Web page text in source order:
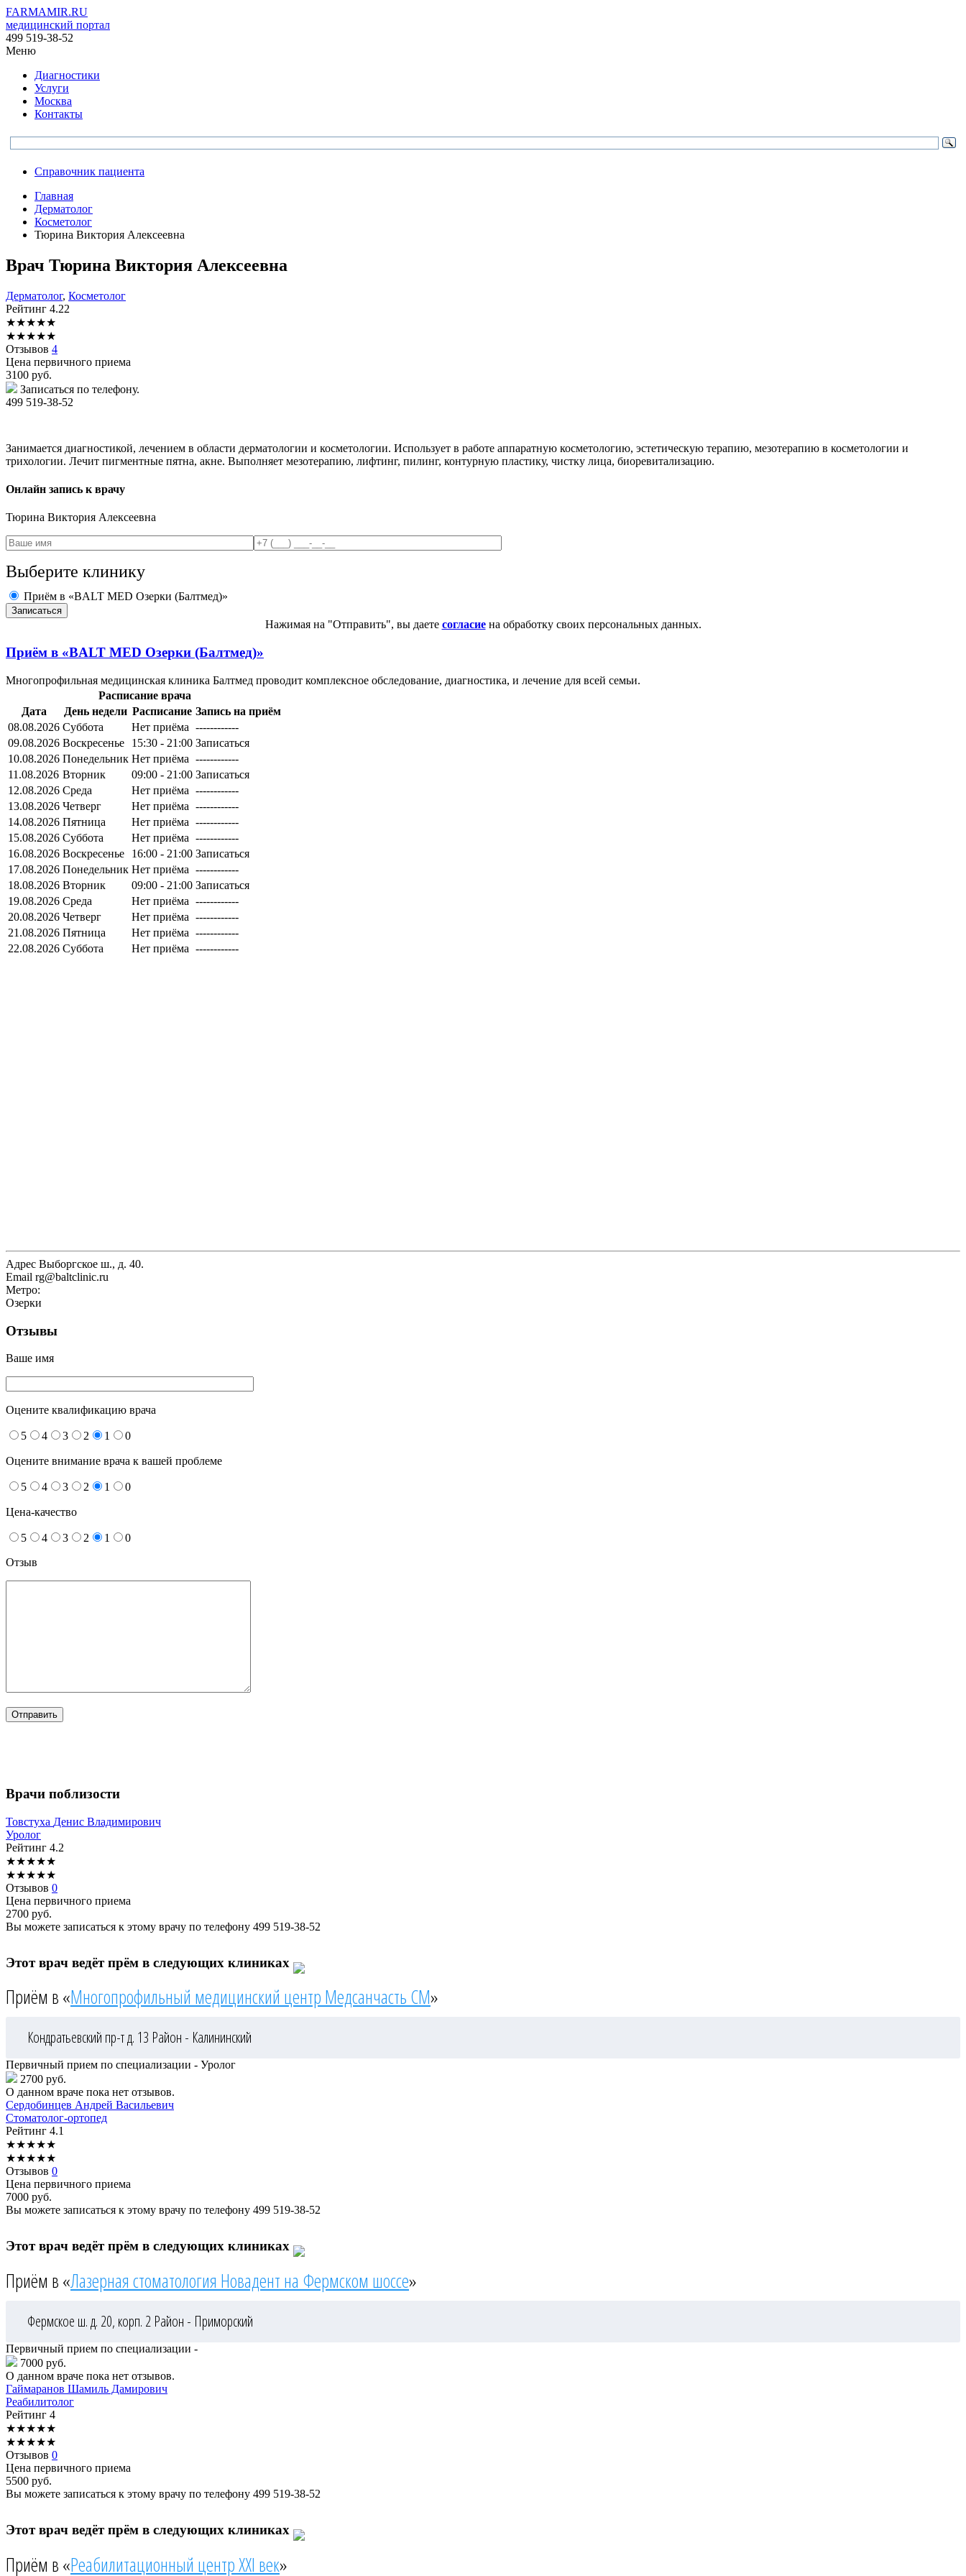
FARMAMIR.RU
медицинский портал
499 519-38-52
Меню
Диагностики
Услуги
Москва
Контакты
Справочник пациента
Главная
Дерматолог
Косметолог
Тюрина Виктория Алексеевна
Врач Тюрина Виктория Алексеевна
Дерматолог, Косметолог
Рейтинг 4.22
★★★★★
★★★★★
Отзывов 4
Цена первичного приема
3100 руб.
Записаться по телефону.
499 519-38-52
Занимается диагностикой, лечением в области дерматологии и косметологии. Использует в работе аппаратную косметологию, эстетическую терапию, мезотерапию в косметологии и
трихологии. Лечит пигментные пятна, акне. Выполняет мезотерапию, лифтинг, пилинг, контурную пластику, чистку лица, биоревитализацию.
Онлайн запись к врачу
Тюрина Виктория Алексеевна
Выберите клинику
Приём в «BALT MED Озерки (Балтмед)»
Нажимая на "Отправить", вы даете согласиена обработку своих персональных данных.
Приём в «BALT MED Озерки (Балтмед)»
Многопрофильная медицинская клиника Балтмед проводит комплексное обследование, диагностика, и лечение для всей семьи.
Расписание врача
Дата
День недели Расписание Запись на приём
08.08.2026 Суббота Нет приёма ------------
09.08.2026 Воскресенье 15:30 - 21:00 Записаться
10.08.2026 Понедельник Нет приёма ------------
11.08.2026 Вторник 09:00 - 21:00 Записаться
12.08.2026 Среда Нет приёма ------------
13.08.2026 Четверг Нет приёма ------------
14.08.2026 Пятница Нет приёма ------------
15.08.2026 Суббота Нет приёма ------------
16.08.2026 Воскресенье 16:00 - 21:00 Записаться
17.08.2026 Понедельник Нет приёма ------------
18.08.2026 Вторник 09:00 - 21:00 Записаться
19.08.2026 Среда Нет приёма ------------
20.08.2026 Четверг Нет приёма ------------
21.08.2026 Пятница Нет приёма ------------
22.08.2026 Суббота Нет приёма ------------
Адрес Выборгское ш., д. 40.
Email rg@baltclinic.ru
Метро:
Озерки
Отзывы
Ваше имя
Оцените квалификацию врача
5 4 3 2 1 0
Оцените внимание врача к вашей проблеме
5 4 3 2 1 0
Цена-качество
5 4 3 2 1
0
Отзыв
Врачи поблизости
Товстуха Денис Владимирович
Уролог
Рейтинг 4.2
★★★★★
★★★★★
Отзывов 0
Цена первичного приема
2700 руб.
Вы можете записаться к этому врачу по телефону 499 519-38-52
Этот врач ведёт прём в следующих клиниках
Приём в «Многопрофильный медицинский центр Медсанчасть СМ»
Кондратьевский пр-т д. 13 Район - Калининский
Первичный прием по специализации - Уролог
2700 руб.
О данном враче пока нет отзывов.
Сердобинцев Андрей Васильевич
Стоматолог-ортопед
Рейтинг 4.1
★★★★★
★★★★★
Отзывов 0
Цена первичного приема
7000 руб.
Вы можете записаться к этому врачу по телефону 499 519-38-52
Этот врач ведёт прём в следующих клиниках
Приём в «Лазерная стоматология Новадент на Фермском шоссе»
Фермское ш. д. 20, корп. 2 Район - Приморский
Первичный прием по специализации -
7000 руб.
О данном враче пока нет отзывов.
Гаймаранов Шамиль Дамирович
Реабилитолог
Рейтинг 4
★★★★★
★★★★★
Отзывов 0
Цена первичного приема
5500 руб.
Вы можете записаться к этому врачу по телефону 499 519-38-52
Этот врач ведёт прём в следующих клиниках
Приём в «Реабилитационный центр XXI век»